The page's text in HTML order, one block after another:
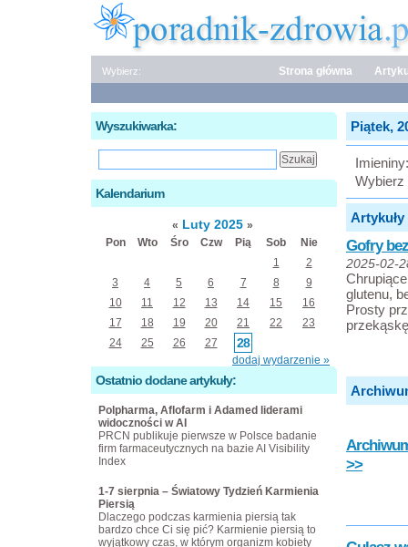
Wybierz: Strona główna
Piątek,
Wybierz
Gofry
2025-02-
glutenu,
Prosty
>>
Wyszukiwarka:
Kalendarium
« Luty 2025 »
Pon
Wto Śro Czw Pią Sob
Nie
1
2
3
4 5 6 7 8
9
10
11 12 13 14 15
16
17
18 19 20 21 22
23
24
25 26 27 28
dodaj wydarzenie »
Ostatnio dodane artykuły:
Polpharma, Aflofarm i Adamed liderami
widoczności w AI
PRCN publikuje pierwsze w Polsce badanie
firm farmaceutycznych na bazie AI Visibility
Index
1-7 sierpnia – Światowy Tydzień Karmienia
Piersią
Dlaczego podczas karmienia piersią tak
bardzo chce Ci się pić? Karmienie piersią to
wyjątkowy czas, w którym organizm kobiety